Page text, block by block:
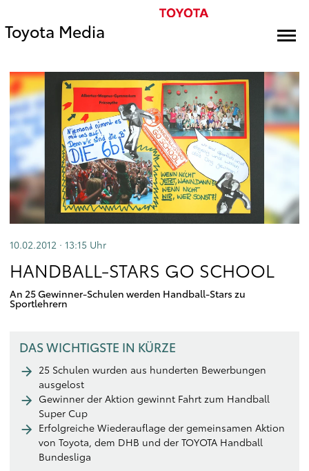
Toyota Media
10.02.2012 · 13:15 Uhr
HANDBALL-STARS GO SCHOOL
An 25 Gewinner-Schulen werden Handball-Stars zu
Sportlehrern
DAS WICHTIGSTE IN KÜRZE
25 Schulen wurden aus hunderten Bewerbungen
ausgelost
Gewinner der Aktion gewinnt Fahrt zum Handball
Super Cup
Erfolgreiche Wiederauflage der gemeinsamen Aktion
von Toyota, dem DHB und der TOYOTA Handball
Bundesliga